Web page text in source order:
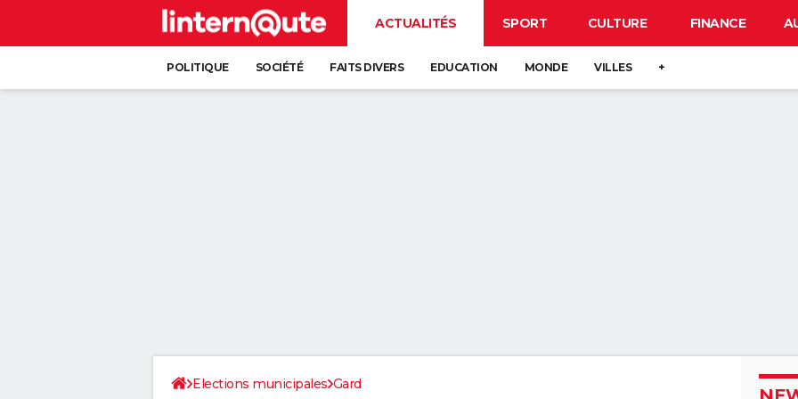
ACTUALITÉS SPORT CULTURE FINANCE
POLITIQUE SOCIÉTÉ FAITS DIVERS EDUCATION MONDE VILLES +
Elections municipales Gard